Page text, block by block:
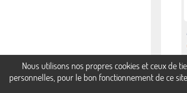
Nous utilisons nos propres cookies et ceux de
personnelles, pour le bon fonctionnement de ce